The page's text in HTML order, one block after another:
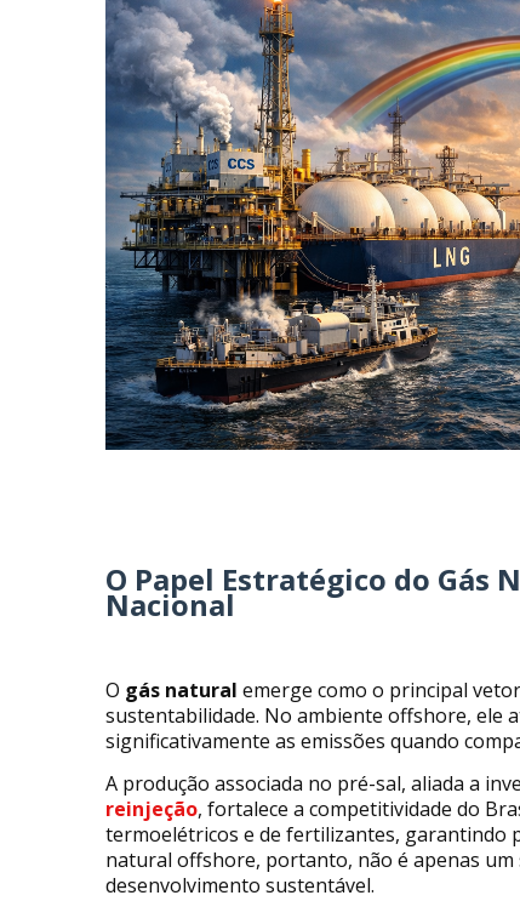
O Papel Estratégico do
Nacional
O gás natural emerge como o principal
sustentabilidade. No ambiente offshore, ele
significativamente as emissões quando
A produção associada no pré-sal, aliada a
reinjeção, fortalece a competitividade do
termoelétricos e de fertilizantes, garantindo
natural offshore, portanto, não é apenas
desenvolvimento sustentável.